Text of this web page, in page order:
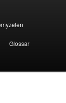
Glossar